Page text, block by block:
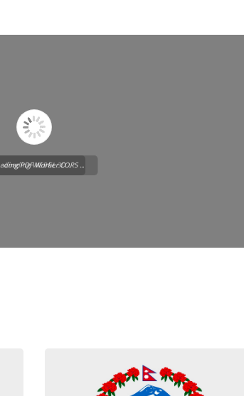
Loading WEBGL 3D ...
PDF Worker CORS ...